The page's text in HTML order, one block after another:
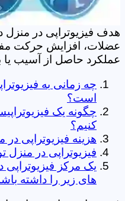
هدف فیزیوتراپی در منزل
عضلات، افزایش حرکت
عملکرد حاصل از آسیب
چه زمانی به
است؟
چگونه یک
کنیم؟
هزینه فیزیوتراپی
فیزیوتراپی در
یک مرکز فیزیوتراپی
های زیر را داشته